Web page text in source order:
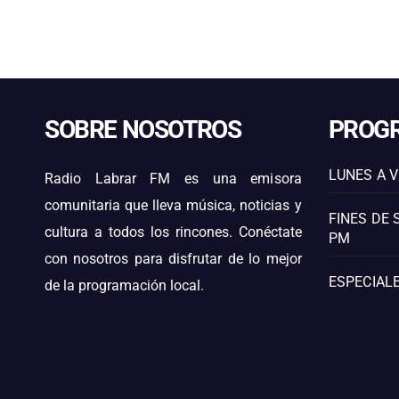
SOBRE NOSOTROS
Radio Labrar FM es una emisora
comunitaria que lleva música, noticias y
cultura a todos los rincones. Conéctate
con nosotros para disfrutar de lo mejor
de la programación local.
LUNES A
FINES DE
PM